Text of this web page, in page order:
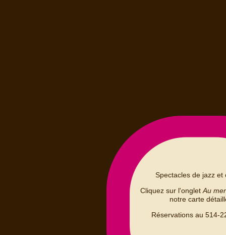
Spectacles de jazz et
Cliquez sur l'onglet Au
notre carte
Réservations au 514-